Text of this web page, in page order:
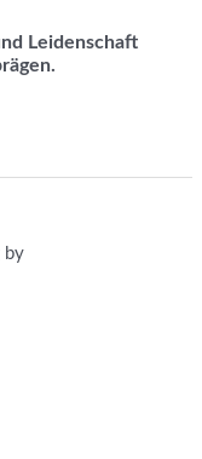
Leidenschaft
by